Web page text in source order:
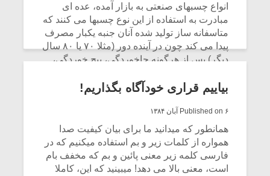
انواع چسبهای صنعتی به بازار آمده، عده ای
مبادرت به استفاده از این نوع چسبها می کنند که
متاسفانه ساز تولید شده آنان جنبه یکبار مصرف
پیدا می کند چون در آینده دور (مثلا ۷۰ یا ۸۰ سال
دیگر) پس از هرگونه جاخوردگی، پیچ خوردگی،
نمی توان ترمیم اصولی کرد، چون اصولا” این
CONTINUE READING
بیاییم قراری خودآگاه بگذاریم!
Published on ۶ آبان ۱۳۸۴
همانطور که میدانید ما برای بیان کیفیت صدا
همواره از کلمات زیر و بم استفاده میکنیم که در
فارسی کلمه زیر معنی پائین و بم که مخفف بام
است، معنی بالا می دهد! میبینید که این، کاملا